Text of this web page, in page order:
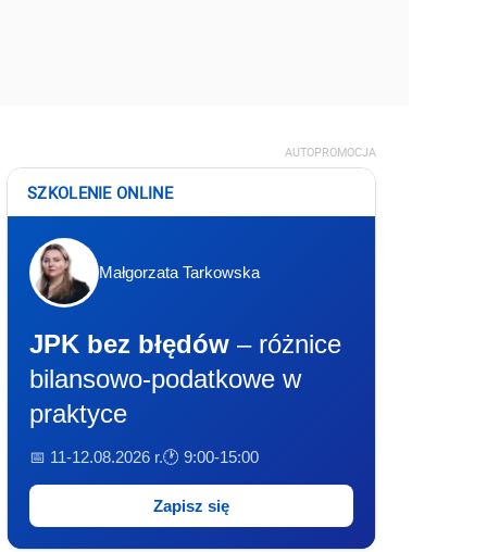
AUTOPROMOCJA
SZKOLENIE ONLINE
Małgorzata Tarkowska
JPK bez błędów – różnice
bilansowo-podatkowe w
praktyce
📅 11-12.08.2026 r.🕐 9:00-15:00
Zapisz się